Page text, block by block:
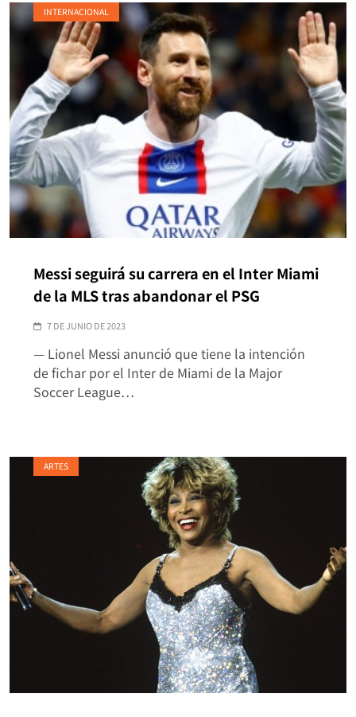
INTERNACIONAL
Messi seguirá su carrera en el Inter Miami
de la MLS tras abandonar el PSG
7 DE JUNIO DE 2023
— Lionel Messi anunció que tiene la intención
de fichar por el Inter de Miami de la Major
Soccer League…
ARTES